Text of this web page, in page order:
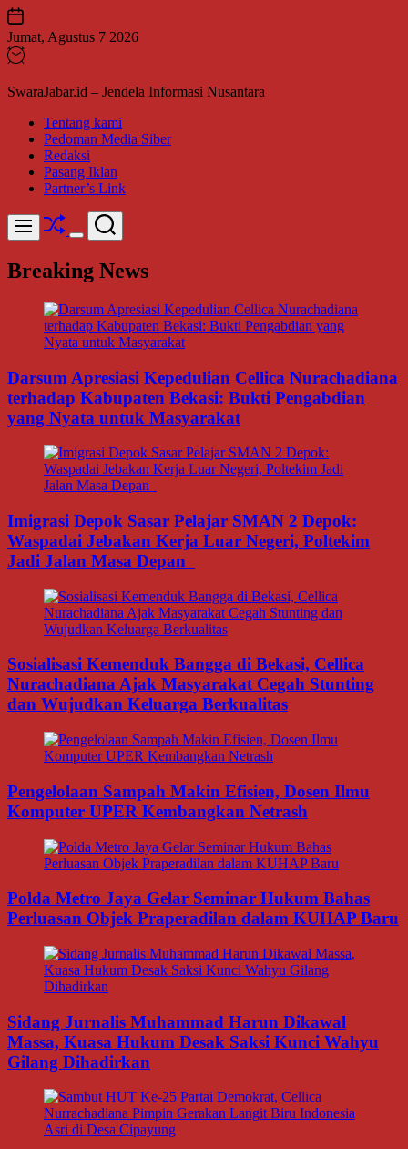
Skip
to
content
Jumat, Agustus 7 2026
SwaraJabar.id – Jendela Informasi Nusantara
Tentang kami
Pedoman Media Siber
Redaksi
Pasang Iklan
Partner’s Link
Menu Shuffle
Switch
mode
Search
Breaking News
Darsum Apresiasi Kepedulian Cellica Nurachadiana
terhadap Kabupaten Bekasi: Bukti Pengabdian
yang Nyata untuk Masyarakat
Imigrasi Depok Sasar Pelajar SMAN 2 Depok:
Waspadai Jebakan Kerja Luar Negeri, Poltekim
Jadi Jalan Masa Depan
Sosialisasi Kemenduk Bangga di Bekasi, Cellica
Nurachadiana Ajak Masyarakat Cegah Stunting
dan Wujudkan Keluarga Berkualitas
Pengelolaan Sampah Makin Efisien, Dosen Ilmu
Komputer UPER Kembangkan Netrash
Polda Metro Jaya Gelar Seminar Hukum Bahas
Perluasan Objek Praperadilan dalam KUHAP Baru
Sidang Jurnalis Muhammad Harun Dikawal
Massa, Kuasa Hukum Desak Saksi Kunci Wahyu
Gilang Dihadirkan